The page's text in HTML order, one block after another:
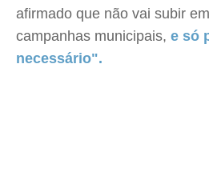
afirmado que não vai subir
campanhas municipais, e só
necessário".